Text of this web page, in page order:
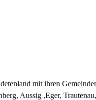
mit ihren
Aussig ,Eger,